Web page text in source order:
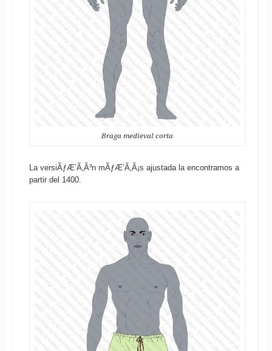
Braga medieval corta
La versiÃƒÆ’Ã‚Â³n mÃƒÆ’Ã‚Â¡s ajustada la encontramos a
partir del 1400.